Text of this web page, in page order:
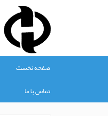
صفحه نخست
تماس با ما